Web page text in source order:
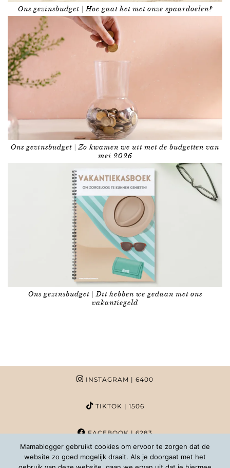
Ons gezinsbudget | Hoe gaat het met onze spaardoelen?
Ons gezinsbudget | Zo kwamen we uit met de budgetten van
mei 2026
Ons gezinsbudget | Dit hebben we gedaan met ons
vakantiegeld
INSTAGRAM | 6400
TIKTOK | 1506
FACEBOOK| 6283
PINTEREST | 1020
Mamablogger gebruikt cookies om ervoor te zorgen dat de
website zo goed mogelijk draait. Als je doorgaat met het